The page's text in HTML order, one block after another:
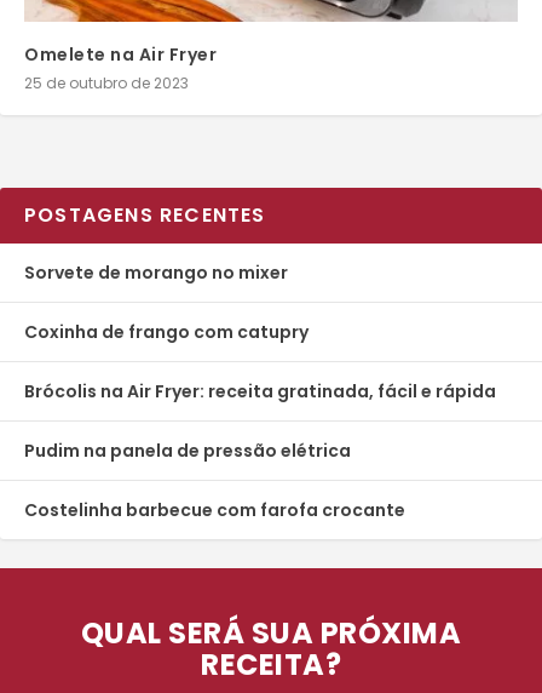
Omelete na Air Fryer
25 de outubro de 2023
POSTAGENS RECENTES
Sorvete de morango no mixer
Coxinha de frango com catupry
Brócolis na Air Fryer: receita gratinada, fácil e rápida
Pudim na panela de pressão elétrica
Costelinha barbecue com farofa crocante
QUAL SERÁ SUA PRÓXIMA
RECEITA?